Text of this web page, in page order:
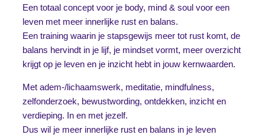
Een totaal concept voor je body, mind & soul voor een
leven met meer innerlijke rust en balans.
Een training waarin je stapsgewijs meer tot rust komt, de
balans hervindt in je lijf, je mindset vormt, meer overzicht
krijgt op je leven en je inzicht hebt in jouw kernwaarden.
Met adem-/lichaamswerk, meditatie, mindfulness,
zelfonderzoek, bewustwording, ontdekken, inzicht en
verdieping. In en met jezelf.
Dus wil je meer innerlijke rust en balans in je leven